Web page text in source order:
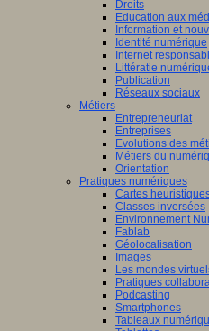
Droits
Education aux
Information et
Identité numérique
Internet
Littératie
Publication
Réseaux sociaux
Métiers
Entrepreneuriat
Entreprises
Evolutions des
Métiers du
Orientation
Pratiques numériques
Cartes
Classes inversées
Environnement
Fablab
Géolocalisation
Images
Les mondes
Pratiques
Podcasting
Smartphones
Tableaux